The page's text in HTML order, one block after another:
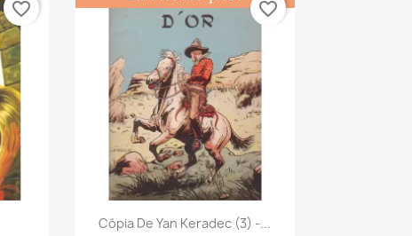
favorite_border
Vista rápida
Cópia De Yan Keradec (3) -...
favorite_border